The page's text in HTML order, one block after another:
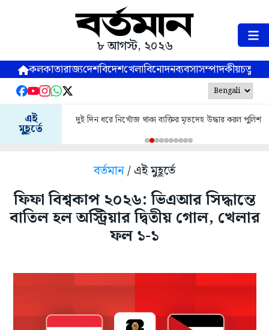
৮ আগস্ট, ২০২৬
কলকাতারাজ্যদেশবিদেশখেলাবিনোদনব্যবসাসম্পাদকীয়
এই
মুহূর্তে
দুই দিন ধরে নিখোঁজ থাকা ব্যক্তির মৃতদেহ উদ্ধার করল পুলিশ
বর্তমান/ এই মুহূর্তে
ফিফা বিশ্বকাপ ২০২৬: ভিএআর সিদ্ধান্তে
বাতিল হল অস্ট্রিয়ার দ্বিতীয় গোল, খেলার
ফল ১-১